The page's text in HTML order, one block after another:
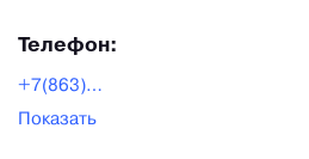
Телефон:
+7(863)206-60-68
Показать